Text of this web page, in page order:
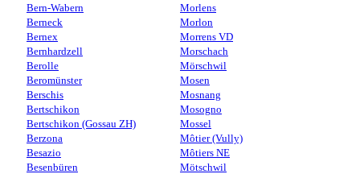
Bern-Wabern
Berneck
Bernex
Bernhardzell
Berolle
Beromünster
Berschis
Bertschikon
Bertschikon (Gossau ZH)
Berzona
Besazio
Besenbüren
Morlens
Morlon
Morrens VD
Morschach
Mörschwil
Mosen
Mosnang
Mosogno
Mossel
Môtier (Vully)
Môtiers NE
Mötschwil